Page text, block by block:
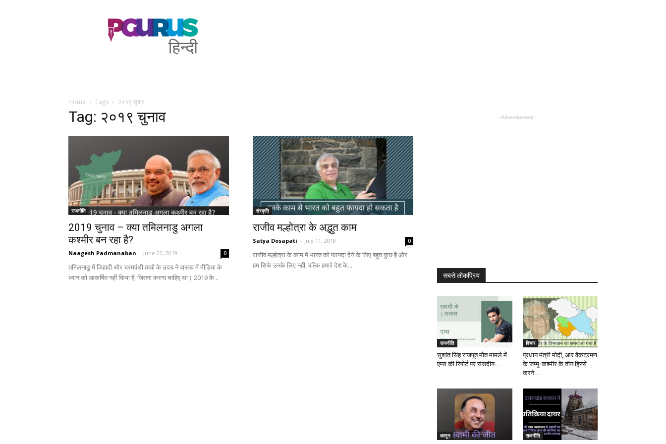
PGurus
Hindi
Home Tags २०१९ चुनाव
Tag: २०१९ चुनाव
राजनीति
2019 चुनाव – क्या तमिलनाडु अगला
कश्मीर बन रहा है?
Naagesh Padmanaban - June 22, 2019 0
तमिलनाडु में जिहादी और चरमपंथी तत्वों के उदय ने वास्तव में मीडिया के
ध्यान को आकर्षित नहीं किया है, जितना करना चाहिए था। 2019 के...
संस्कृति
राजीव मल्होत्रा के अद्भुत काम
Satya Dosapati - July 11, 2018 0
राजीव मल्होत्रा के काम में भारत को फायदा देने के लिए बहुत कुछ है और
हम सिर्फ उनके लिए नहीं, बल्कि हमारे देश के...
- Advertisement -
सबसे लोकप्रिय
राजनीति
सुशांत सिंह राजपूत मौत मामले में
एम्स की रिपोर्ट पर संसदीय...
विचार
प्रधान मंत्री मोदी, आर वेंकटरमण
के जम्मू-कश्मीर के तीन हिस्से
करने...
कानून राजनीति